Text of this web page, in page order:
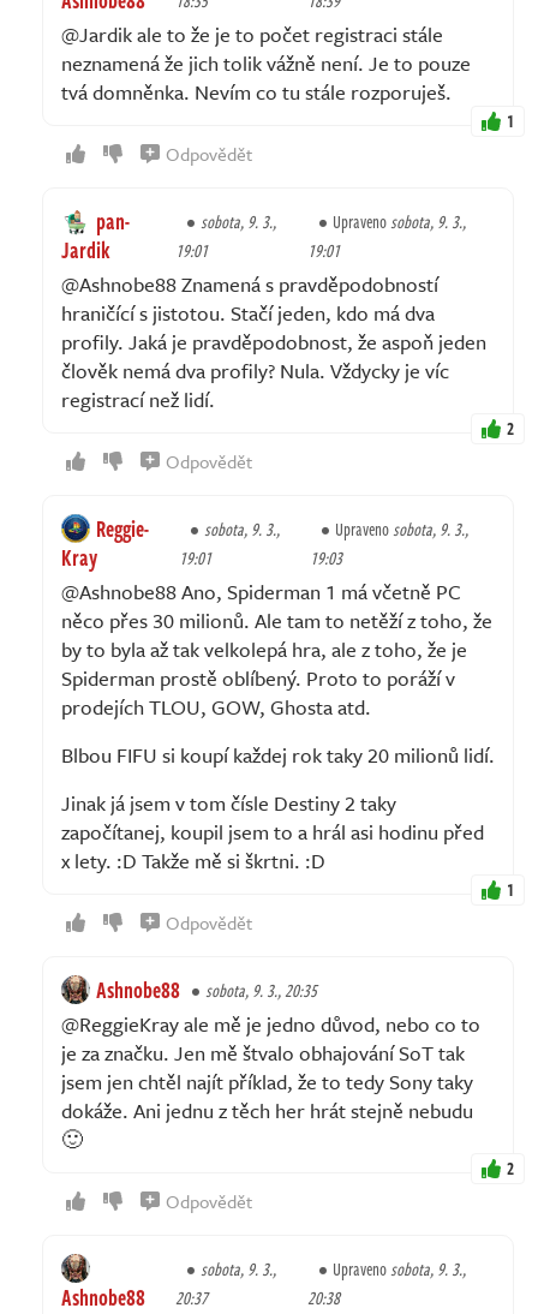
@Jardik ale to že je to počet registraci stále
neznamená že jich tolik vážně není. Je to pouze
tvá domněnka. Nevím co tu stále rozporuješ.
1
Odpovědět
pan-
Jardik
sobota, 9. 3.,
19:01
Upravenosobota, 9. 3.,
19:01
@Ashnobe88 Znamená s pravděpodobností
hraničící s jistotou. Stačí jeden, kdo má dva
profily. Jaká je pravděpodobnost, že aspoň jeden
člověk nemá dva profily? Nula. Vždycky je víc
registrací než lidí.
2
Odpovědět
Reggie-
Kray
sobota, 9. 3.,
19:01
Upravenosobota, 9. 3.,
19:03
@Ashnobe88 Ano, Spiderman 1 má včetně PC
něco přes 30 milionů. Ale tam to netěží z toho, že
by to byla až tak velkolepá hra, ale z toho, že je
Spiderman prostě oblíbený. Proto to poráží v
prodejích TLOU, GOW, Ghosta atd.
Blbou FIFU si koupí každej rok taky 20 milionů lidí.
Jinak já jsem v tom čísle Destiny 2 taky
započítanej, koupil jsem to a hrál asi hodinu před
x lety. :D Takže mě si škrtni. :D
1
Odpovědět
Ashnobe88 sobota, 9. 3., 20:35
@ReggieKray ale mě je jedno důvod, nebo co to
je za značku. Jen mě štvalo obhajování SoT tak
jsem jen chtěl najít příklad, že to tedy Sony taky
dokáže. Ani jednu z těch her hrát stejně nebudu
🙂
2
Odpovědět
Ashnobe88
sobota, 9. 3.,
20:37
Upravenosobota, 9. 3.,
20:38